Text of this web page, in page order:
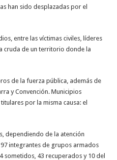
han sido desplazadas por el
entre las víctimas civiles, líderes
cruda de un territorio donde la
de la fuerza pública, además de
y Convención. Municipios
por la misma causa: el
dependiendo de la atención
integrantes de grupos armados
sometidos, 43 recuperados y 10 del